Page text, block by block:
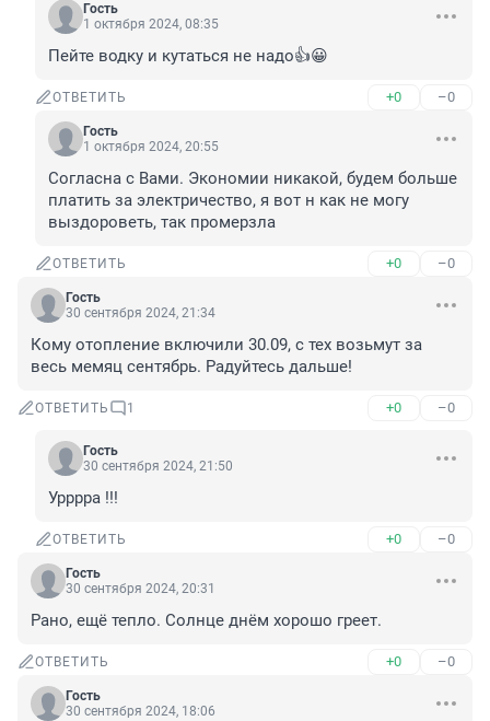
Гость
1 октября 2024, 08:35
Пейте водку и кутаться не надо👍😀
ОТВЕТИТЬ +0 –0
Гость
1 октября 2024, 20:55
Согласна с Вами. Экономии никакой, будем больше
платить за электричество, я вот н как не могу
выздороветь, так промерзла
ОТВЕТИТЬ +0 –0
Гость
30 сентября 2024, 21:34
Кому отопление включили 30.09, с тех возьмут за
весь мемяц сентябрь. Радуйтесь дальше!
ОТВЕТИТЬ 1 +0 –0
Гость
30 сентября 2024, 21:50
Урррра !!!
ОТВЕТИТЬ +0 –0
Гость
30 сентября 2024, 20:31
Рано, ещё тепло. Солнце днём хорошо греет.
ОТВЕТИТЬ +0 –0
Гость
30 сентября 2024, 18:06